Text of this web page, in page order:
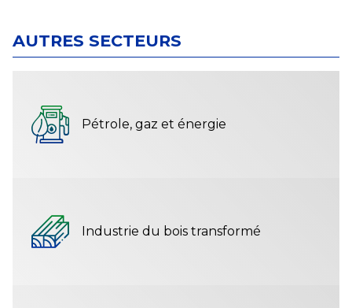
AUTRES SECTEURS
Pétrole, gaz et énergie
Industrie du bois transformé